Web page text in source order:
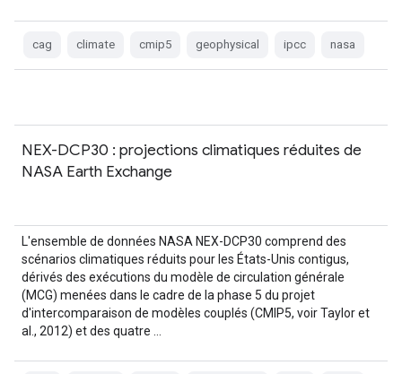
cag climate cmip5 geophysical ipcc nasa
NEX-DCP30 : projections climatiques réduites de
NASA Earth Exchange
L'ensemble de données NASA NEX-DCP30 comprend des
scénarios climatiques réduits pour les États-Unis contigus,
dérivés des exécutions du modèle de circulation générale
(MCG) menées dans le cadre de la phase 5 du projet
d'intercomparaison de modèles couplés (CMIP5, voir Taylor et
al., 2012) et des quatre …